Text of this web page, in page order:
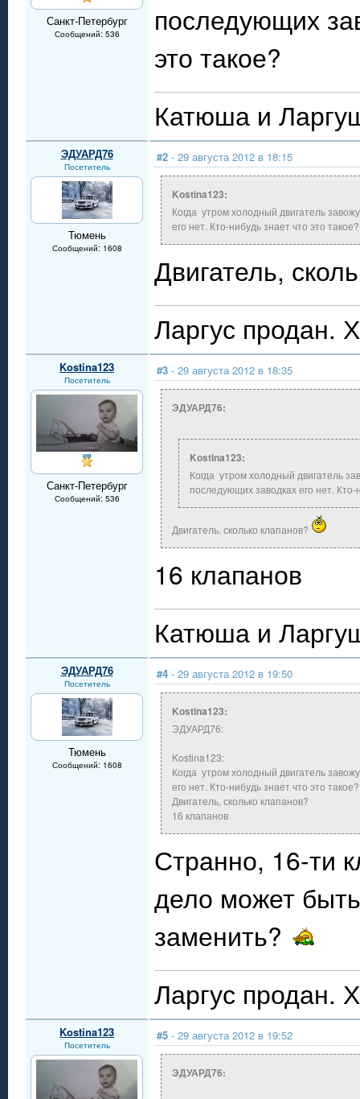
Санкт-Петербург
Сообщений: 536
последующих
это такое?
Катюша и
ЭДУАРД76
Посетитель
Тюмень
Сообщений: 1608
#2 - 29 августа 2012 в 18:15
Kostina123:
Когда утром холодный двигатель
его нет. Кто-нибудь знает что это такое?
Двигатель,
Ларгус продан.
Kostina123
Посетитель
Санкт-Петербург
Сообщений: 536
#3 - 29 августа 2012 в 18:35
ЭДУАРД76:
Kostina123:
Когда утром холодный двигатель
последующих заводках его нет. Кто-
Двигатель, сколько клапанов?
16 клапанов
Катюша и
ЭДУАРД76
Посетитель
Тюмень
Сообщений: 1608
#4 - 29 августа 2012 в 19:50
Kostina123:
ЭДУАРД76:
Kostina123:
Когда утром холодный двигатель
его нет. Кто-нибудь знает что это такое?
Двигатель, сколько клапанов?
16 клапанов
Странно, 16-ти
дело может
заменить?
Ларгус продан.
Kostina123
Посетитель
#5 - 29 августа 2012 в 19:52
ЭДУАРД76: